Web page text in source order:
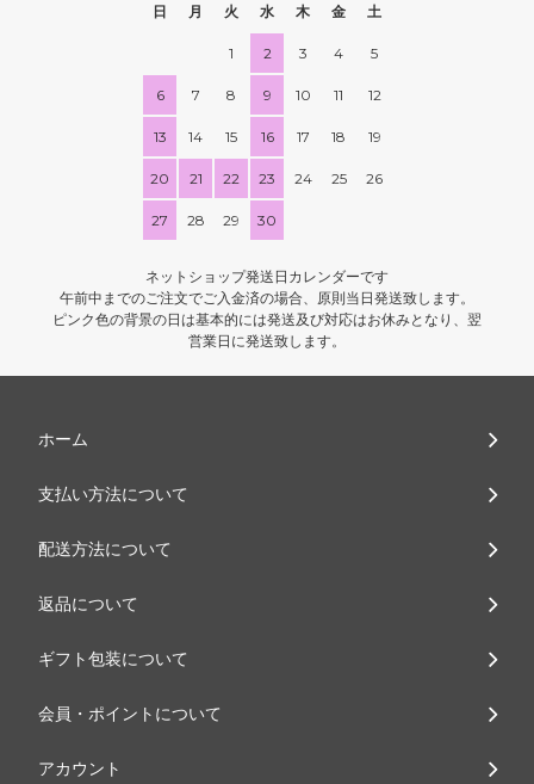
日 月 火 水 木 金 土
1 2 3 4 5
6 7 8 9 10 11 12
13 14 15 16 17 18 19
20 21 22 23 24 25 26
27 28 29 30
ネットショップ発送日カレンダーです
午前中までのご注文でご入金済の場合、原則当日発送致します。
ピンク色の背景の日は基本的には発送及び対応はお休みとなり、翌
営業日に発送致します。
ホーム
支払い方法について
配送方法について
返品について
ギフト包装について
会員・ポイントについて
アカウント